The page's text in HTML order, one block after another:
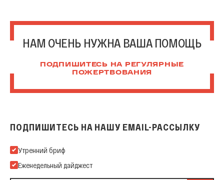
НАМ ОЧЕНЬ НУЖНА ВАША ПОМОЩЬ
ПОДПИШИТЕСЬ НА РЕГУЛЯРНЫЕ
ПОЖЕРТВОВАНИЯ
ПОДПИШИТЕСЬ НА НАШУ EMAIL-РАССЫЛКУ
Подпишитесь на нашу Email-рассылку
Утренний бриф
Еженедельный дайджест